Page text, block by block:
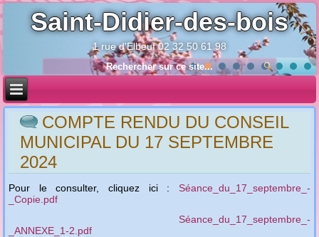
Saint-Didier-des-bois
1 rue d'Elbeuf 02 32 50 61 98
COMPTE RENDU DU CONSEIL
MUNICIPAL DU 17 SEPTEMBRE
2024
Pour le consulter, cliquez ici : Séance_du_17_septembre_-
_Copie.pdf
Séance_du_17_septembre_-
_ANNEXE_1-2.pdf
Année
précédente
Mois
précédent
Année
suivante
Mois
suivant